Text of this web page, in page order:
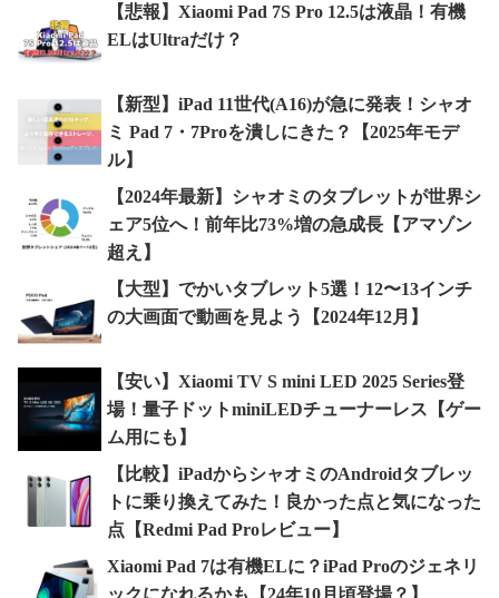
【悲報】Xiaomi Pad 7S Pro 12.5は液晶！有機
ELはUltraだけ？
【新型】iPad 11世代(A16)が急に発表！シャオ
ミ Pad 7・7Proを潰しにきた？【2025年モデ
ル】
【2024年最新】シャオミのタブレットが世界シ
ェア5位へ！前年比73%増の急成長【アマゾン
超え】
【大型】でかいタブレット5選！12〜13インチ
の大画面で動画を見よう【2024年12月】
【安い】Xiaomi TV S mini LED 2025 Series登
場！量子ドットminiLEDチューナーレス【ゲー
ム用にも】
【比較】iPadからシャオミのAndroidタブレッ
トに乗り換えてみた！良かった点と気になった
点【Redmi Pad Proレビュー】
Xiaomi Pad 7は有機ELに？iPad Proのジェネリ
ックになれるかも【24年10月頃登場？】